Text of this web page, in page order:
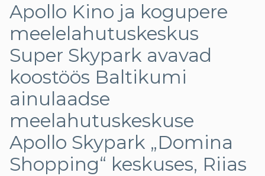
Apollo Kino ja kogupere
meelelahutuskeskus
Super Skypark avavad
koostöös Baltikumi
ainulaadse
meelahutuskeskuse
Apollo Skypark „Domina
Shopping“ keskuses, Riias